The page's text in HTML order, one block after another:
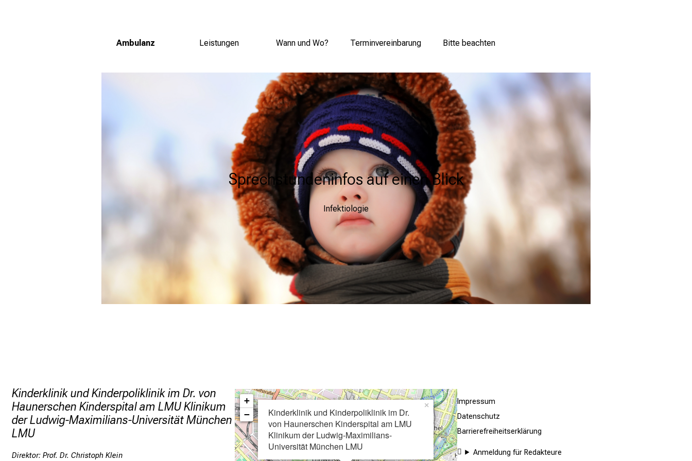
Ambulanz Leistungen Wann und Wo? Terminvereinbarung Bitte beachten
Sprechstundeninfos auf einen Blick
Infektiologie
Kinderklinik und Kinderpoliklinik im Dr. von
Haunerschen Kinderspital am LMU Klinikum
der Ludwig-Maximilians-Universität München
LMU
Direktor: Prof. Dr. Christoph Klein
Kinderklinik und Kinderpoliklinik im Dr.
von Haunerschen Kinderspital am LMU
Klinikum der Ludwig-Maximilians-
Universität München LMU
×
+
−
Impressum
Datenschutz
Barrierefreiheitserklärung
Anmeldung für Redakteure